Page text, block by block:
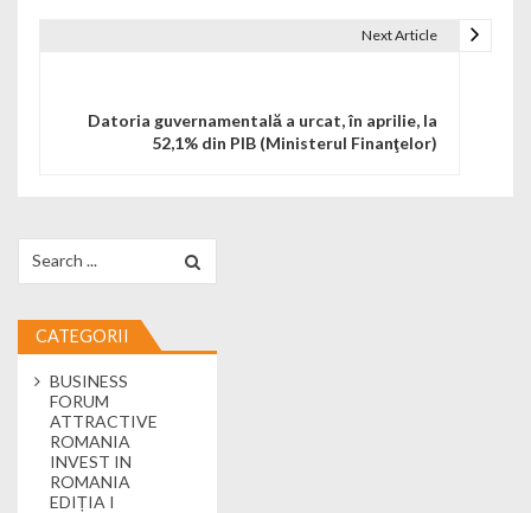
Next Article
Datoria guvernamentală a urcat, în aprilie, la
52,1% din PIB (Ministerul Finanţelor)
CATEGORII
BUSINESS
FORUM
ATTRACTIVE
ROMANIA
INVEST IN
ROMANIA
EDIȚIA I